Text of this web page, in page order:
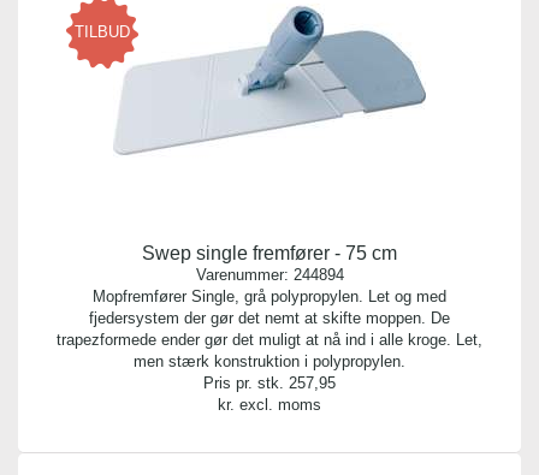
Antal pr. kolli:
6
Vægt gram:
0.700 gr
Antal pr. palle:
0
Indhold:
1 stk.
TILBUD
Swep single fremfører - 75 cm
Varenummer: 244894
Mopfremfører Single, grå polypropylen. Let og med
fjedersystem der gør det nemt at skifte moppen. De
trapezformede ender gør det muligt at nå ind i alle kroge. Let,
men stærk konstruktion i polypropylen.
Pris pr. stk. 257,95
kr. excl. moms